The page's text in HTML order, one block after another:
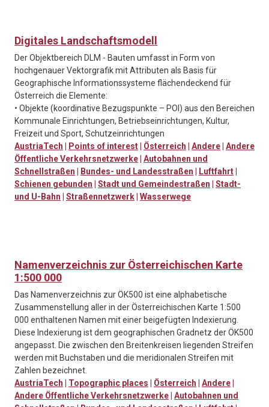
Digitales Landschaftsmodell
Der Objektbereich DLM - Bauten umfasst in Form von
hochgenauer Vektorgrafik mit Attributen als Basis für
Geographische Informationssysteme flächendeckend für
Österreich die Elemente:
• Objekte (koordinative Bezugspunkte – POI) aus den Bereichen
Kommunale Einrichtungen, Betriebseinrichtungen, Kultur,
Freizeit und Sport, Schutzeinrichtungen
AustriaTech
Points of interest Österreich Andere Andere
Öffentliche Verkehrsnetzwerke Autobahnen und
Schnellstraßen
Bundes- und Landesstraßen Luftfahrt
Schienen gebunden
Stadt und Gemeindestraßen
Stadt-
und U-Bahn
Straßennetzwerk Wasserwege
Namenverzeichnis zur Österreichischen Karte
1:500 000
Das Namenverzeichnis zur ÖK500 ist eine alphabetische
Zusammenstellung aller in der Österreichischen Karte 1:500
000 enthaltenen Namen mit einer beigefügten Indexierung.
Diese Indexierung ist dem geographischen Gradnetz der ÖK500
angepasst. Die zwischen den Breitenkreisen liegenden Streifen
werden mit Buchstaben und die meridionalen Streifen mit
Zahlen bezeichnet.
AustriaTech
Topographic places Österreich Andere
Andere Öffentliche Verkehrsnetzwerke Autobahnen und